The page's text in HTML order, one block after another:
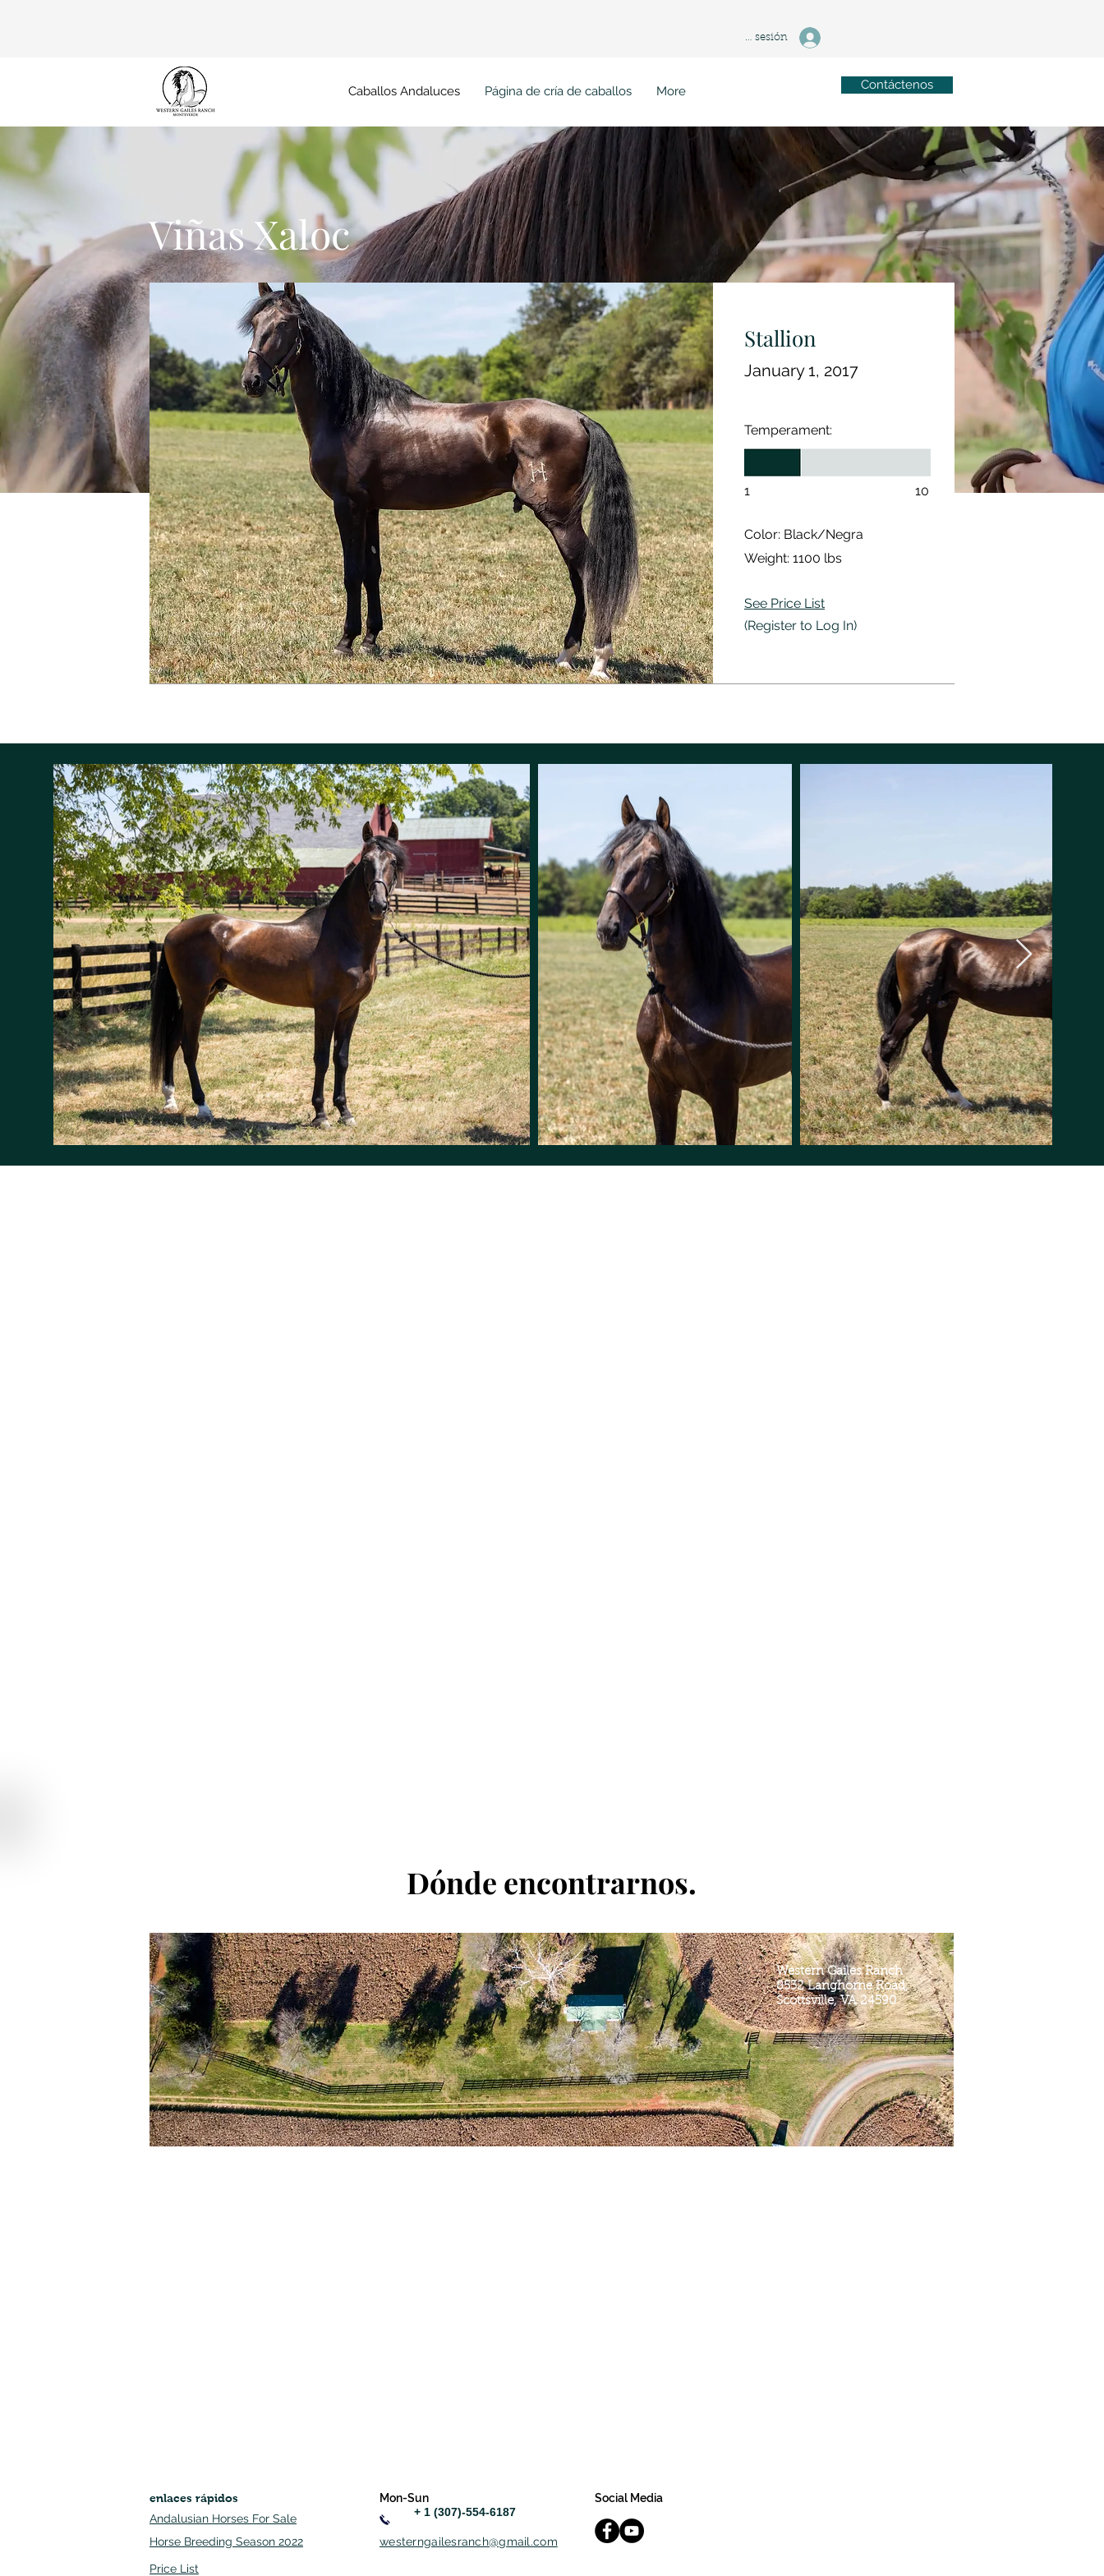
Caballos Andaluces Página de cría de caballos More Contáctenos
Iniciar sesión
Viñas Xaloc
Stallion
January 1, 2017
Temperament:
1 10
Color: Black/Negra
Weight: 1100 lbs
See Price List
(Register to Log In)
Dónde encontrarnos.
Western Gailes Ranch
8532 Langhorne Road,
Scottsville, VA 24590
enlaces rápidos
Andalusian Horses For Sale
Horse Breeding Season 2022
+ 1 (307)-554-6187
Mon-Sun
westerngailesranch@gmail.com
Social Media
Price List